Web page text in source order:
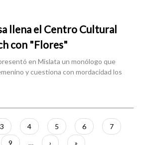
llena el Centro Cultural
con "Flores"
en Mislata un monólogo que
y cuestiona con mordacidad los
Página
3 Página
4 Página
5 Página
6 Página
7
Página
9 …
Siguiente
›
Última
»